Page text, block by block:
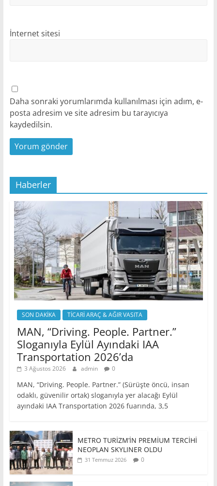
İnternet sitesi
Daha sonraki yorumlarımda kullanılması için adım, e-
posta adresim ve site adresim bu tarayıcıya
kaydedilsin.
Haberler
SON DAKİKA TİCARİ ARAÇ & AĞIR VASITA
MAN, “Driving. People. Partner.”
Sloganıyla Eylül Ayındaki IAA
Transportation 2026’da
3 Ağustos 2026 admin 0
MAN, “Driving. People. Partner.” (Sürüşte öncü, insan
odaklı, güvenilir ortak) sloganıyla yer alacağı Eylül
ayındaki IAA Transportation 2026 fuarında, 3,5
METRO TURİZM’İN PREMİUM TERCİHİ
NEOPLAN SKYLINER OLDU
31 Temmuz 2026 0